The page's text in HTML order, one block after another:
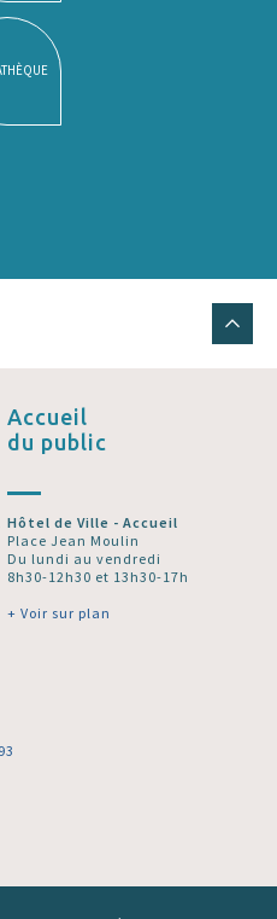
Accueil
du public
Hôtel de Ville - Accueil
Place Jean Moulin
Du lundi au vendredi
8h30-12h30 et 13h30-17h
+ Voir sur plan